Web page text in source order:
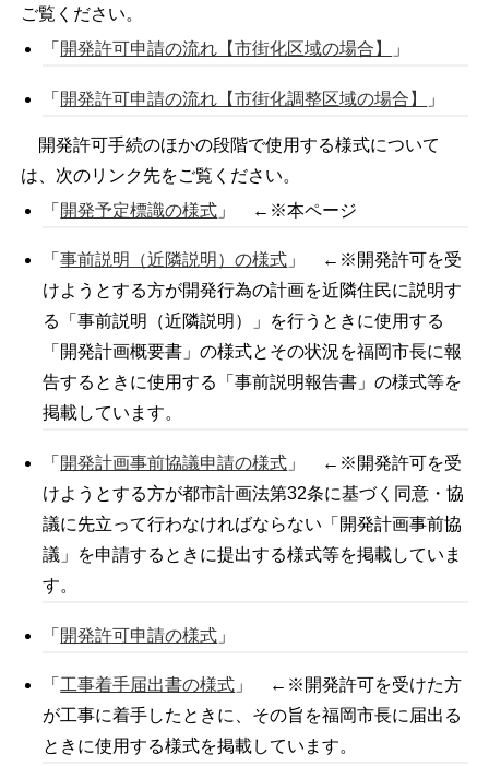
ご覧ください。
「 開発許可申請の流れ【市街化区域の場合】 」
「 開発許可申請の流れ【市街化調整区域の場合】 」
開発許可手続のほかの段階で使用する様式について
は、次のリンク先をご覧ください。
「 開発予定標識の様式 」 ←※本ページ
「事前説明（近隣説明）の様式 」 ←※開発許可を受
けようとする方が開発行為の計画を近隣住民に説明す
る「事前説明（近隣説明）」を行うときに使用する
「開発計画概要書」の様式とその状況を福岡市長に報
告するときに使用する「事前説明報告書」の様式等を
掲載しています。
「 開発計画事前協議申請の様式 」 ←※開発許可を受
けようとする方が都市計画法第32条に基づく同意・協
議に先立って行わなければならない「開発計画事前協
議」を申請するときに提出する様式等を掲載していま
す。
「 開発許可申請の様式 」
「工事着手届出書の様式 」 ←※開発許可を受けた方
が工事に着手したときに、その旨を福岡市長に届出る
ときに使用する様式を掲載しています。